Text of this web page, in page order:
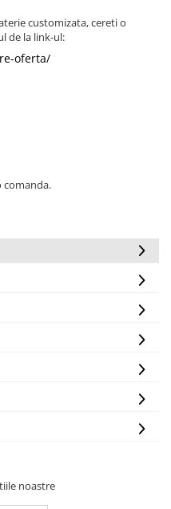
customizata, cereti o
de la link-ul:
oferta/
comanda.
noastre